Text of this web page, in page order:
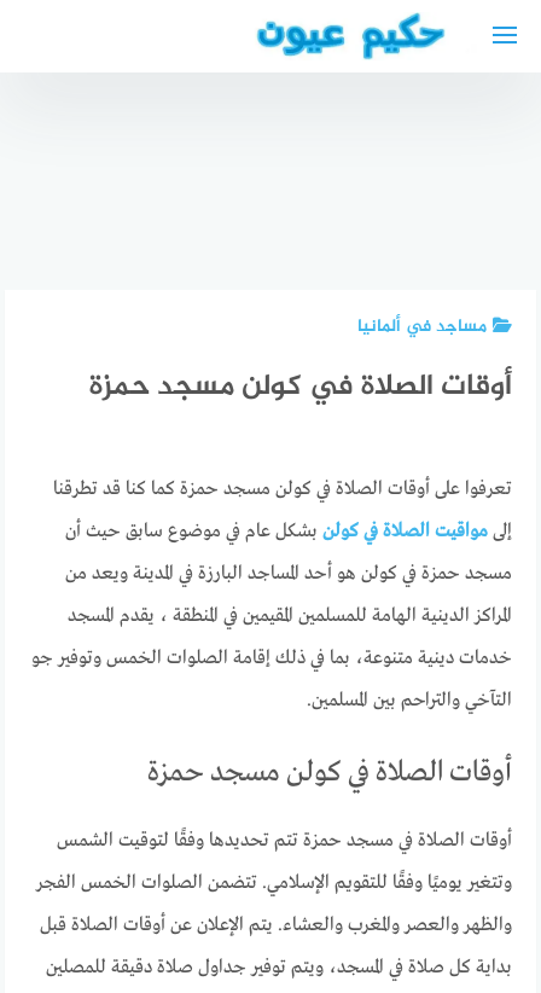
مساجد في ألمانيا
أوقات الصلاة في كولن مسجد حمزة
تعرفوا على أوقات الصلاة في كولن مسجد حمزة كما كنا قد تطرقنا
إلىمواقيت الصلاة في كولن بشكل عام في موضوع سابق حيث أن
مسجد حمزة في كولن هو أحد المساجد البارزة في المدينة ويعد من
المراكز الدينية الهامة للمسلمين المقيمين في المنطقة ، يقدم المسجد
خدمات دينية متنوعة، بما في ذلك إقامة الصلوات الخمس وتوفير جو
التآخي والتراحم بين المسلمين.
أوقات الصلاة في كولن مسجد حمزة
أوقات الصلاة في مسجد حمزة تتم تحديدها وفقًا لتوقيت الشمس
وتتغير يوميًا وفقًا للتقويم الإسلامي. تتضمن الصلوات الخمس الفجر
والظهر والعصر والمغرب والعشاء. يتم الإعلان عن أوقات الصلاة قبل
بداية كل صلاة في المسجد، ويتم توفير جداول صلاة دقيقة للمصلين